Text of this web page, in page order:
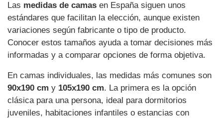
Las medidas de camas en España siguen unos
estándares que facilitan la elección, aunque existen
variaciones según fabricante o tipo de producto.
Conocer estos tamaños ayuda a tomar decisiones más
informadas y a comparar opciones de forma objetiva.
En camas individuales, las medidas más comunes son
90x190 cm y 105x190 cm. La primera es la opción
clásica para una persona, ideal para dormitorios
juveniles, habitaciones infantiles o estancias con